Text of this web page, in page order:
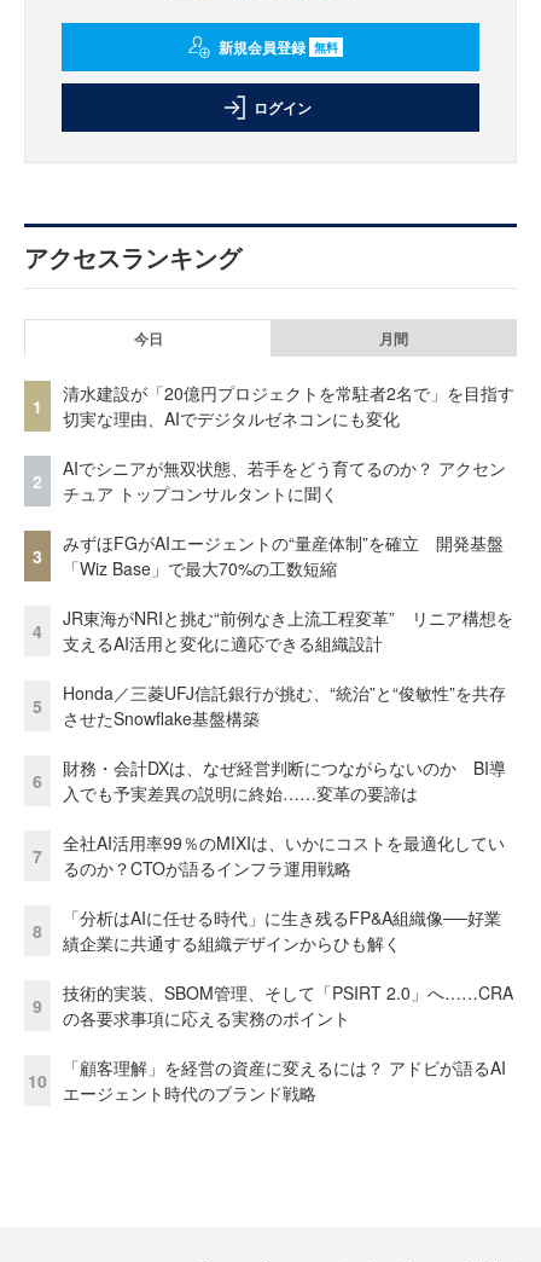
新規会員登録 無料
ログイン
アクセスランキング
今日 月間
1
清水建設が「20億円プロジェクトを常駐者2名で」を目指す
切実な理由、AIでデジタルゼネコンにも変化
2
AIでシニアが無双状態、若手をどう育てるのか？ アクセン
チュア トップコンサルタントに聞く
3
みずほFGがAIエージェントの“量産体制”を確立 開発基盤
「Wiz Base」で最大70%の工数短縮
4
JR東海がNRIと挑む“前例なき上流工程変革” リニア構想を
支えるAI活用と変化に適応できる組織設計
5
Honda／三菱UFJ信託銀行が挑む、“統治”と“俊敏性”を共存
させたSnowflake基盤構築
6
財務・会計DXは、なぜ経営判断につながらないのか BI導
入でも予実差異の説明に終始……変革の要諦は
7
全社AI活用率99％のMIXIは、いかにコストを最適化してい
るのか？CTOが語るインフラ運用戦略
8
「分析はAIに任せる時代」に生き残るFP&A組織像──好業
績企業に共通する組織デザインからひも解く
9
技術的実装、SBOM管理、そして「PSIRT 2.0」へ……CRA
の各要求事項に応える実務のポイント
10
「顧客理解」を経営の資産に変えるには？ アドビが語るAI
エージェント時代のブランド戦略